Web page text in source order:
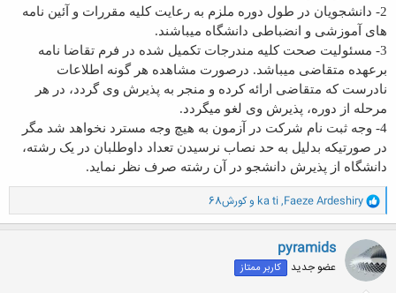
2- دانشجويان در طول دوره ملزم به رعايت کليه مقررات و آئين نامه
های آموزشی و انضباطی دانشگاه مي‏باشند.
3- مسئوليت صحت کليه مندرجات تکميل شده در فرم تقاضا نامه
برعهده متقاضی می‏باشد. درصورت مشاهده هر گونه اطلاعات
نادرست که متقاضی ارائه کرده و منجر به پذيرش وی گردد، در هر
مرحله از دوره، پذيرش وی لغو می‏گردد.
4- وجه ثبت نام شرکت در آزمون به هيچ وجه مسترد نخواهد شد مگر
در صورتيکه بدليل به حد نصاب نرسيدن تعداد داوطلبان در يک رشته،
دانشگاه از پذيرش دانشجو در آن رشته صرف نظر نمايد.
و
ا
ک
ن
ش
ه
ا
Faeze Ardeshiry
,
ka ti وکورش68
pyramids
عضو جدید کاربر ممتاز